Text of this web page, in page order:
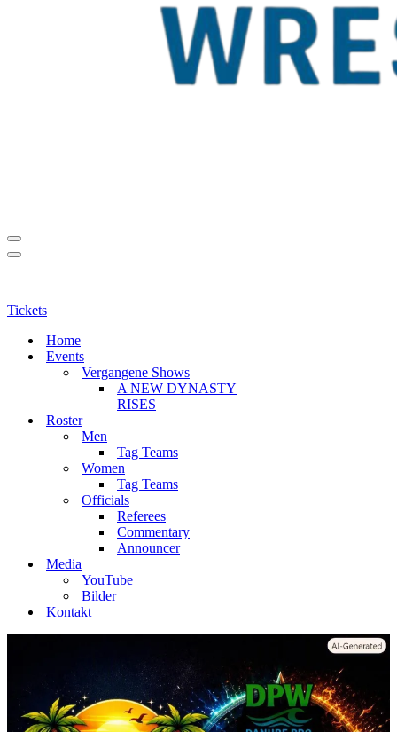
Navigationsmenü
Navigationsmenü
Tickets
Home
Events
Vergangene Shows
A NEW DYNASTY
RISES
Roster
Men
Tag Teams
Women
Tag Teams
Officials
Referees
Commentary
Announcer
Media
YouTube
Bilder
Kontakt